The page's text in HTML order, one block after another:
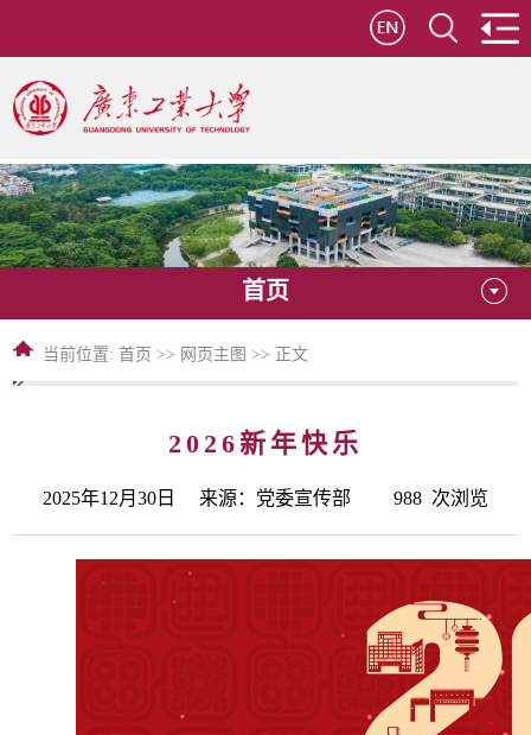
首页
当前位置:首页 >> 网页主图 >> 正文
2026新年快乐
2025年12月30日 来源：党委宣传部 988 次浏览